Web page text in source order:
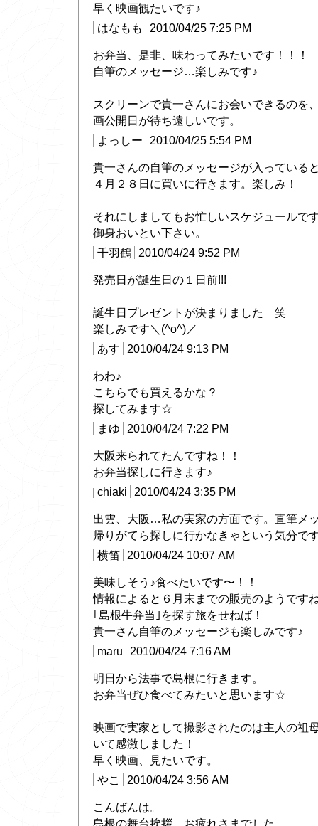
早く映画観たいです♪
はなもも
2010/04/25 7:25 PM
お弁当、是非、味わってみたいです！！！
自筆のメッセージ…楽しみです♪
スクリーンで貴一さんにお会いできるのを
画公開日が待ち遠しいです。
よっしー
2010/04/25 5:54 PM
貴一さんの自筆のメッセージが入っている
４月２８日に買いに行きます。楽しみ！
それにしましてもお忙しいスケジュールで
御身おいとい下さい。
千羽鶴
2010/04/24 9:52 PM
発売日が誕生日の１日前!!!
誕生日プレゼントが決まりました 笑
楽しみです＼(^o^)／
あす
2010/04/24 9:13 PM
わわ♪
こちらでも買えるかな？
探してみます☆
まゆ
2010/04/24 7:22 PM
大阪来られてたんですね！！
お弁当探しに行きます♪
chiaki
2010/04/24 3:35 PM
出雲、大阪…私の実家の方面です。直筆メ
帰りがてら探しに行かなきゃという気分で
横笛
2010/04/24 10:07 AM
美味しそう♪食べたいです〜！！
情報によると６月末までの販売のようです
｢島根牛弁当｣を探す旅をせねば！
貴一さん自筆のメッセージも楽しみです♪
maru
2010/04/24 7:16 AM
明日から法事で島根に行きます。
お弁当ぜひ食べてみたいと思います☆
映画で実家として撮影されたのは主人の祖
いて感激しました！
早く映画、見たいです。
やこ
2010/04/24 3:56 AM
こんばんは。
島根の舞台挨拶、お疲れさまでした。